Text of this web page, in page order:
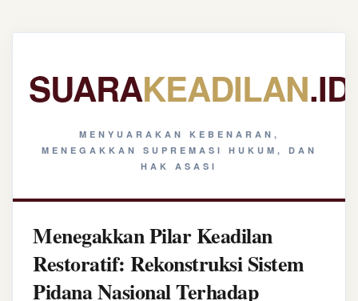
SUARAKEADILAN.ID
MENYUARAKAN KEBENARAN,
MENEGAKKAN SUPREMASI HUKUM, DAN
HAK ASASI
Menegakkan Pilar Keadilan
Restoratif: Rekonstruksi Sistem
Pidana Nasional Terhadap